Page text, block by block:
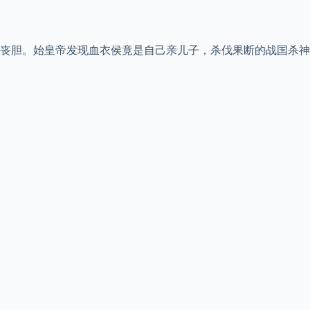
胆。始皇帝发现血衣侯竟是自己亲儿子，杀伐果断的战国杀神